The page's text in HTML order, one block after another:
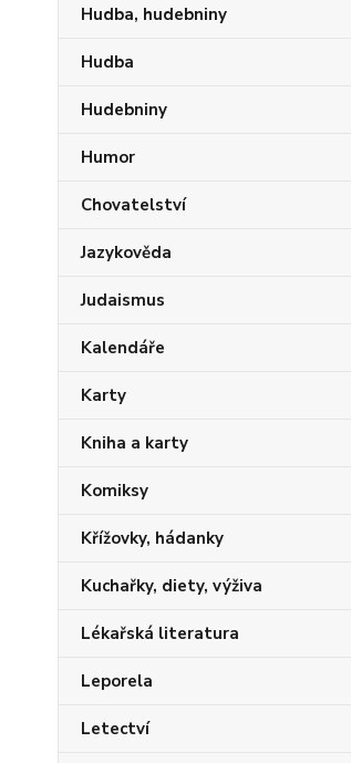
Hudba, hudebniny
Hudba
Hudebniny
Humor
Chovatelství
Jazykověda
Judaismus
Kalendáře
Karty
Kniha a karty
Komiksy
Křížovky, hádanky
Kuchařky, diety, výživa
Lékařská literatura
Leporela
Letectví